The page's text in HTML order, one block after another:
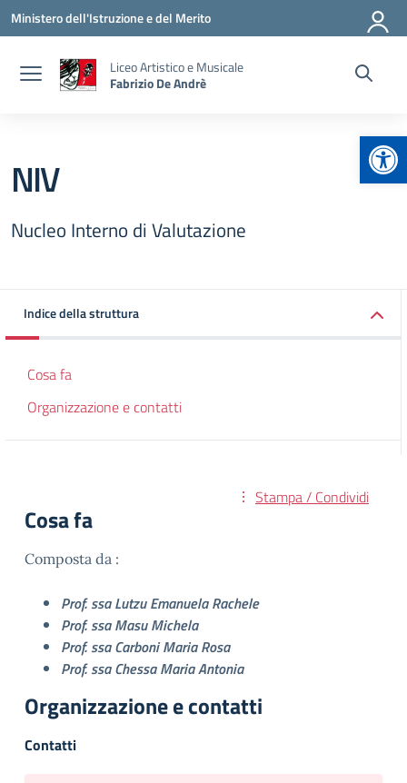
Vai ai contenuti
Vai al menu di navigazione
Vai al footer
Ministero dell'Istruzione e del Merito
Liceo Artistico e Musicale
Fabrizio De Andrè
NIV
Nucleo Interno di Valutazione
Indice della struttura
Cosa fa
Organizzazione e contatti
Stampa / Condividi
Cosa fa
Composta da :
Prof. ssa Lutzu Emanuela Rachele
Prof. ssa Masu Michela
Prof. ssa Carboni Maria Rosa
Prof. ssa Chessa Maria Antonia
Organizzazione e contatti
Contatti